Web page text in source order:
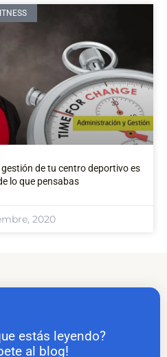
de tu centro deportivo es
lo que pensabas
2020
estás leyendo?
al blog!